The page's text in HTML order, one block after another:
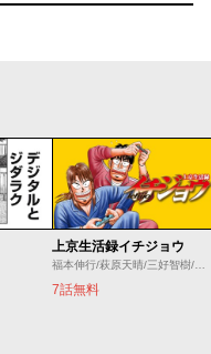
上京生活録イチジョウ
7話無料